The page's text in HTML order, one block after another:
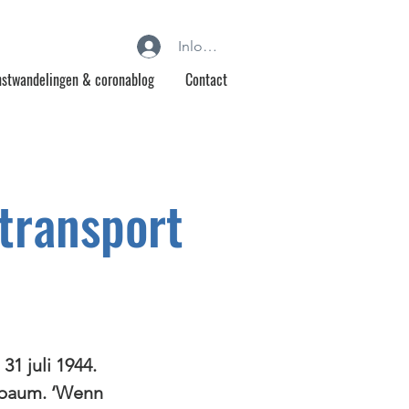
Inloggen
& coronablog Contact
juli 1944.
‘Wenn